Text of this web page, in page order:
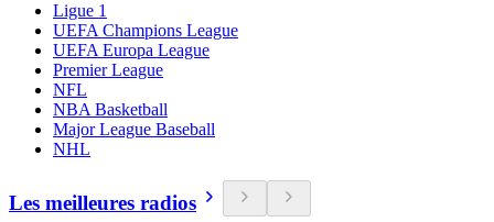
Ligue 1
UEFA Champions League
UEFA Europa League
Premier League
NFL
NBA Basketball
Major League Baseball
NHL
Les meilleures radios